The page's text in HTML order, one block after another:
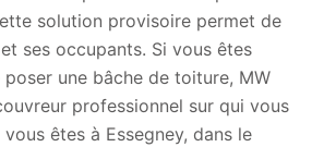
solution provisoire permet de
ses occupants. Si vous êtes
poser une bâche de toiture, MW
professionnel sur qui vous
êtes à Essegney, dans le